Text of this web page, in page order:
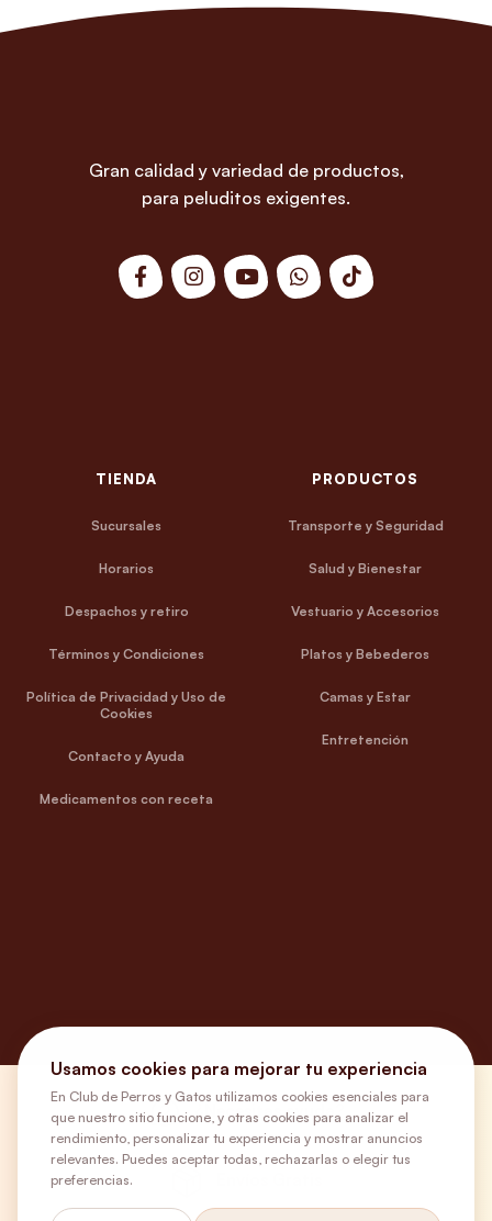
Gran calidad y variedad de productos,
para peluditos exigentes.
TIENDA
Sucursales
Horarios
Despachos y retiro
Términos y Condiciones
Política de Privacidad y Uso de
Cookies
Contacto y Ayuda
Medicamentos con receta
PRODUCTOS
Transporte y Seguridad
Salud y Bienestar
Vestuario y Accesorios
Platos y Bebederos
Camas y Estar
Entretención
¿Necesitas ayuda?
Usamos cookies para mejorar tu experiencia
En Club de Perros y Gatos utilizamos cookies esenciales para
que nuestro sitio funcione, y otras cookies para analizar el
rendimiento, personalizar tu experiencia y mostrar anuncios
relevantes. Puedes aceptar todas, rechazarlas o elegir tus
preferencias.